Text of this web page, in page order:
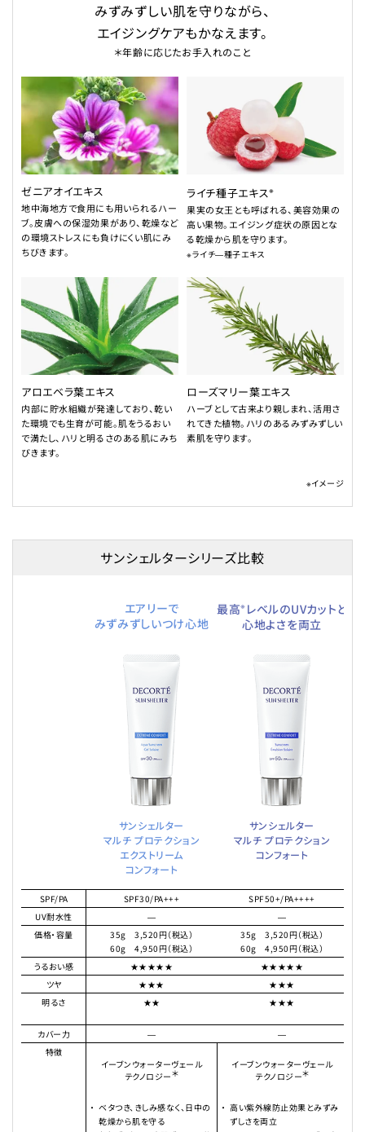
みずみずしい肌を守りながら、
エイジングケアもかなえます。
＊年齢に応じたお手入れのこと
ゼニアオイエキス
地中海地方で食用にも用いられるハー
ブ。皮膚への保湿効果があり、乾燥など
の環境ストレスにも負けにくい肌にみ
ちびきます。
ライチ種子エキス※
果実の女王とも呼ばれる、美容効果の
高い果物。エイジング症状の原因とな
る乾燥から肌を守ります。
※ライチ―種子エキス
アロエベラ葉エキス
内部に貯水組織が発達しており、乾い
た環境でも生育が可能。肌をうるおい
で満たし、ハリと明るさのある肌にみち
びきます。
ローズマリー葉エキス
ハーブとして古来より親しまれ、活用さ
れてきた植物。ハリのあるみずみずしい
素肌を守ります。
※イメージ
サンシェルターシリーズ比較
エアリーで
みずみずしいつけ心地
サンシェルター
マルチ プロテクション
エクストリーム
コンフォート
最高※ レベルのUVカットと
心地よさを両立
サンシェルター
マルチ プロテクション
コンフォート
SPF/PA SPF30/PA+++
SPF50+/PA++++
UV耐水性
―
―
価格・容量
35g 3,520円（税込）
60g 4,950円（税込）
35g 3,520円（税込）
60g 4,950円（税込）
うるおい感
★★★★★
★★★★★
ツヤ
★★★
★★★
明るさ
★★ ★★★
カバー力 ―
―
特徴
イーブンウォーターヴェール
テクノロジー＊
ベタつき、きしみ感なく、日中の
乾燥から肌を守る
イーブンウォーターヴェール
テクノロジー＊
高い紫外線防止効果とみずみ
ずしさを両立